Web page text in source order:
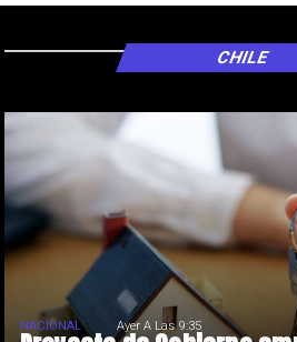
NACIONAL Ayer A Las 9:35
CHILE